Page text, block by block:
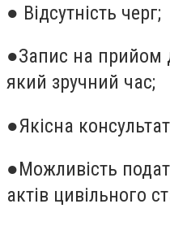
● Відсутність черг;
●Запис на прийом
який зручний час;
●Якісна
●Можливість
актів цивільного